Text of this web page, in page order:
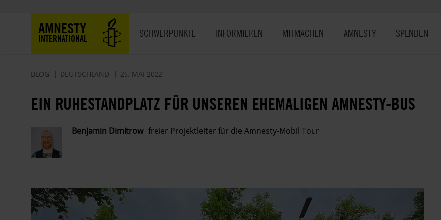
AMNESTY
INTERNATIONAL SCHWERPUNKTE INFORMIEREN MITMACHEN AMNESTY SPENDEN
BLOG DEUTSCHLAND 25. MAI 2022
EIN RUHESTANDPLATZ FÜR UNSEREN EHEMALIGEN AMNESTY-BUS
Benjamin Dimitrow freier Projektleiter für die Amnesty-Mobil Tour